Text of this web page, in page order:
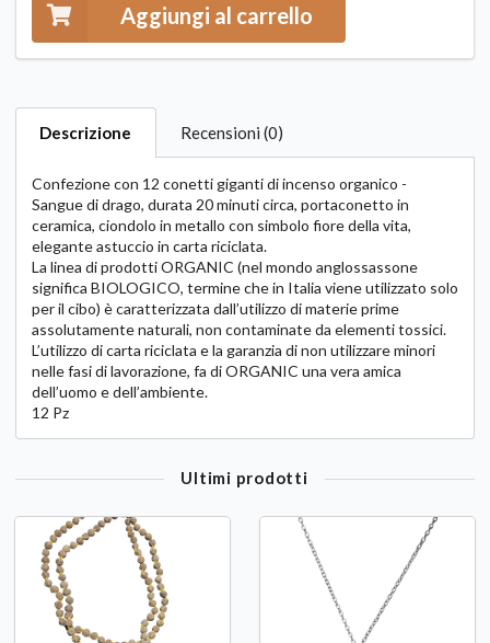
Aggiungi al carrello
Descrizione Recensioni (0)
Confezione con 12 conetti giganti di incenso organico -
Sangue di drago, durata 20 minuti circa, portaconetto in
ceramica, ciondolo in metallo con simbolo fiore della vita,
elegante astuccio in carta riciclata.
La linea di prodotti ORGANIC (nel mondo anglossassone
significa BIOLOGICO, termine che in Italia viene utilizzato solo
per il cibo) è caratterizzata dall’utilizzo di materie prime
assolutamente naturali, non contaminate da elementi tossici.
L’utilizzo di carta riciclata e la garanzia di non utilizzare minori
nelle fasi di lavorazione, fa di ORGANIC una vera amica
dell’uomo e dell’ambiente.
12 Pz
Ultimi prodotti